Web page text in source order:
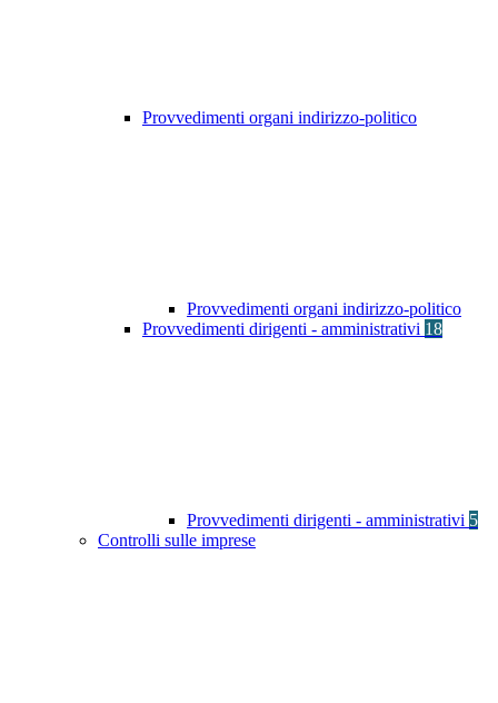
Provvedimenti organi indirizzo-politico
Provvedimenti organi indirizzo-politico
Provvedimenti dirigenti - amministrativi 18
Provvedimenti dirigenti - amministrativi 5
Controlli sulle imprese